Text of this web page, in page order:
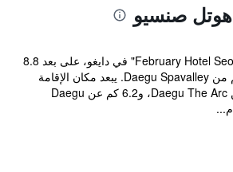
صنسيو
يقع مكان إقامة "February Hotel SeongSeo" في دايغو، على بعد 8.8
كم من إي وورلد و17 كم من Daegu Spavalley. يبعد مكان الإقامة
تقريباً مسافة 5.1 كم عن Daegu The Arc، و6.2 كم عن Daegu